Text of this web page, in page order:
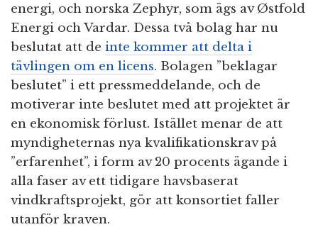
energi, och norska Zephyr, som ägs av Østfold
Energi och Vardar. Dessa två bolag har nu
beslutat att de inte kommer att delta i
tävlingen om en licens. Bolagen ”beklagar
beslutet” i ett pressmeddelande, och de
motiverar inte beslutet med att projektet är
en ekonomisk förlust. Istället menar de att
myndigheternas nya kvalifikationskrav på
”erfarenhet”, i form av 20 procents ägande i
alla faser av ett tidigare havsbaserat
vindkraftsprojekt, gör att konsortiet faller
utanför kraven.